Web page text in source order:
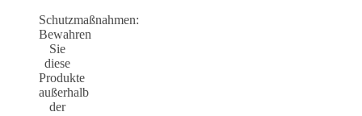
Schutzmaßnahmen:
Bewahren
Sie
diese
Produkte
außerhalb
der